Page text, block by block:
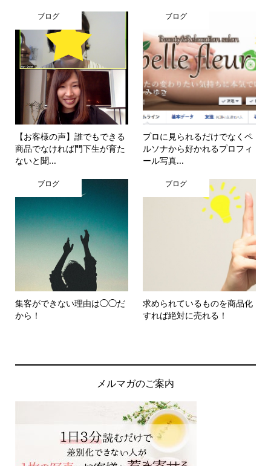
ブログ
【お客様の声】誰でもできる
商品でなければ門下生が育た
ないと聞...
ブログ
プロに見られるだけでなくペ
ルソナから好かれるプロフィ
ール写真...
ブログ
集客ができない理由は◯◯だ
から！
ブログ
求められているものを商品化
すれば絶対に売れる！
メルマガのご案内